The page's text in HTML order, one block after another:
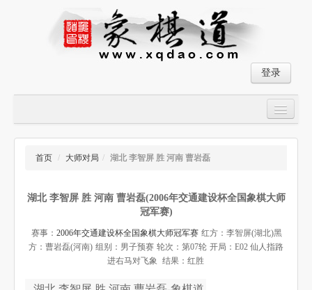
登录
大师对局
象棋棋谱
残局破解
首页 / 大师对局 / 湖北 李智屏 胜 河南 曹岩磊
湖北 李智屏 胜 河南 曹岩磊(2006年交通建设杯全国象棋大师
冠军赛)
赛事： 2006年交通建设杯全国象棋大师冠军赛 红方：李智屏(湖北)黑
方：曹岩磊(河南) 组别：男子预赛 轮次：第07轮 开局：E02 仙人指路
进右马对飞象 结果：红胜